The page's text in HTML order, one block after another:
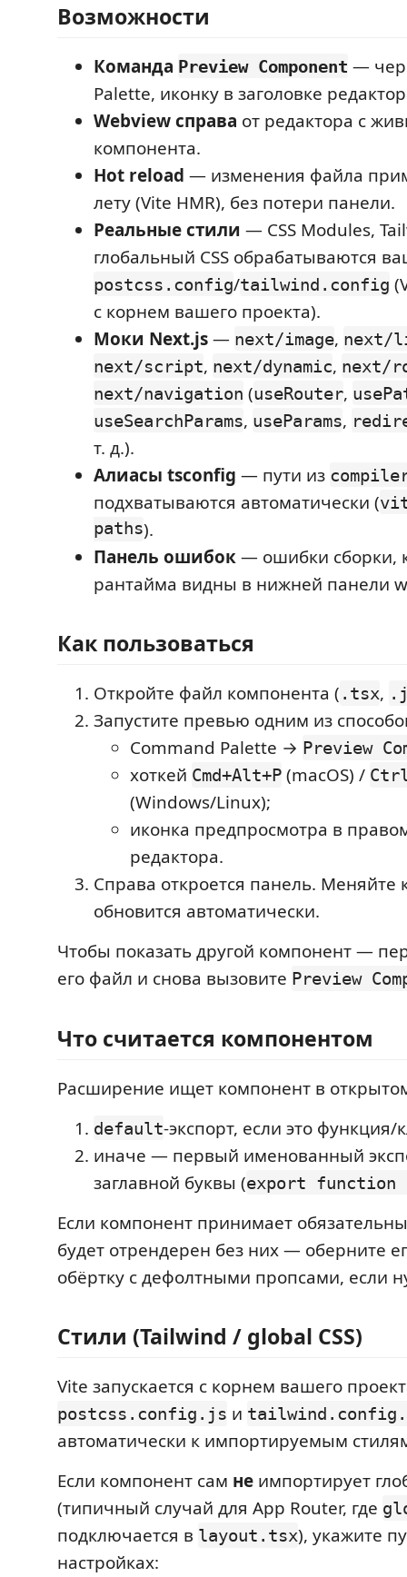
Возможности
Команда Preview Component —
Palette, иконку в заголовке
Webview справа от редактора с
компонента.
Hot reload — изменения файла
лету (Vite HMR), без потери панели.
Реальные стили — CSS Modules,
глобальный CSS обрабатываются
postcss.config/tailwind.config
с корнем вашего проекта).
Моки Next.js— next/image, next/
next/script, next/dynamic, next/
next/navigation (useRouter,
useSearchParams, useParams,
т. д.).
Алиасы tsconfig — пути из
подхватываются автоматически (
paths).
Панель ошибок— ошибки сборки,
рантайма видны в нижней панели
Как пользоваться
Откройте файл компонента ( .tsx,
Запустите превью одним из
Command Palette → Preview
хоткей Cmd+Alt+P (macOS) /
(Windows/Linux);
иконка предпросмотра в
редактора.
Справа откроется панель.
обновится автоматически.
Чтобы показать другой компонент —
его файл и снова вызовите Preview
Что считается компонентом
Расширение ищет компонент в
default-экспорт, если это функция/
иначе — первый именованный
заглавной буквы (export function
Если компонент принимает
будет отрендерен без них — оберните
обёртку с дефолтными пропсами, если
Стили (Tailwind / global CSS)
Vite запускается с корнем вашего
postcss.config.js и
автоматически к импортируемым
Если компонент сам не импортирует
(типичный случай для App Router, где
подключается в layout.tsx), укажите
настройках: